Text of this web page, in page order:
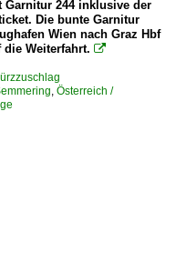
Garnitur 244 inklusive der
Die bunte Garnitur
Wien nach Graz Hbf
Weiterfahrt. 
, Österreich /